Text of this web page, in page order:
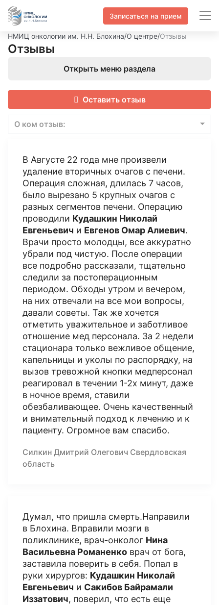
Записаться на прием
НМИЦ онкологии им. Н.Н. Блохина/О центре/Отзывы
Отзывы
Открыть меню раздела
Оставить отзыв
О ком отзыв:
В Августе 22 года мне произвели
удаление вторичных очагов с печени.
Операция сложная, длилась 7 часов,
было вырезано 5 крупных очагов с
разных сегментов печени. Операцию
проводили Кудашкин Николай
Евгеньевич и Евгенов Омар Алиевич.
Врачи просто молодцы, все аккуратно
убрали под чистую. После операции
все подробно рассказали, тщательно
следили за постоперационным
периодом. Обходы утром и вечером,
на них отвечали на все мои вопросы,
давали советы. Так же хочется
отметить уважительное и заботливое
отношение мед персонала. За 2 недели
стационара только вежливое общение,
капельницы и уколы по распорядку, на
вызов тревожной кнопки медперсонал
реагировал в течении 1-2х минут, даже
в ночное время, ставили
обезбаливающее. Очень качественный
и внимательный подход к лечению и к
пациенту. Огромное вам спасибо.
Силкин Дмитрий Олегович Свердловская
область
Думал, что пришла смерть.Направили
в Блохина. Вправили мозги в
поликлинике, врач-онколог Нина
Васильевна Романенко врач от бога,
заставила поверить в себя. Попал в
руки хирургов: Кудашкин Николай
Евгеньевич и Сакибов Байрамали
Иззатович, поверил, что есть еще